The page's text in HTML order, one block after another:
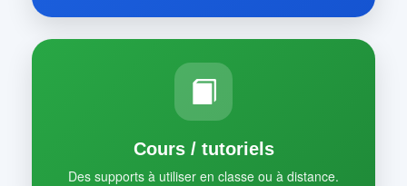
Cours / tutoriels
Des supports à utiliser en classe ou à distance.